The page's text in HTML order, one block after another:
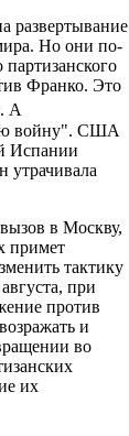
развертывание
Но они по-
Франко. Это
. А
войну". США
Испании
утрачивала
в Москву,
примет
тактику
при
против
и
во
их